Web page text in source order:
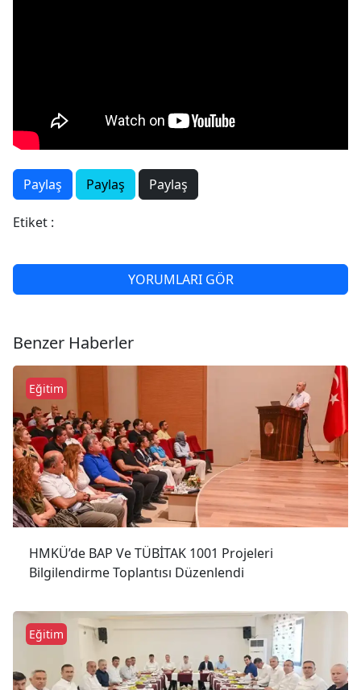
Paylaş Paylaş Paylaş
Etiket :
YORUMLARI GÖR
Benzer Haberler
HMKÜ’de BAP Ve TÜBİTAK 1001 Projeleri
Bilgilendirme Toplantısı Düzenlendi
Eğitim
Eğitim